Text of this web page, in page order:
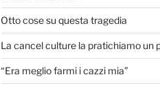
Otto cose su questa tragedia
La cancel culture la pratichiamo un
“Era meglio farmi i cazzi mia”